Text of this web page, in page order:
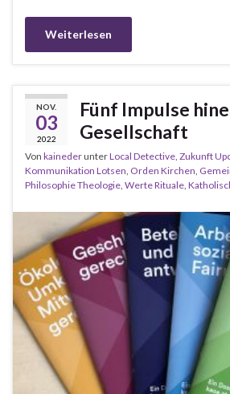
Weiterlesen
NOV.
03
2022
Fünf Impulse
Gesellschaft
Von kainederunterLocal Detective, Zukunft
Kommunikation Lotsen, Orden Kirchen,
Philosophie Theologie, Werte Rituale,